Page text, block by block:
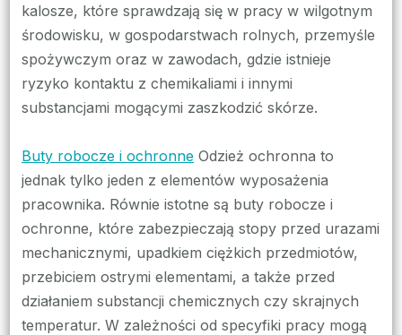
kalosze, które sprawdzają się w pracy w wilgotnym
środowisku, w gospodarstwach rolnych, przemyśle
spożywczym oraz w zawodach, gdzie istnieje
ryzyko kontaktu z chemikaliami i innymi
substancjami mogącymi zaszkodzić skórze.
Buty robocze i ochronneOdzież ochronna to
jednak tylko jeden z elementów wyposażenia
pracownika. Równie istotne są buty robocze i
ochronne, które zabezpieczają stopy przed urazami
mechanicznymi, upadkiem ciężkich przedmiotów,
przebiciem ostrymi elementami, a także przed
działaniem substancji chemicznych czy skrajnych
temperatur. W zależności od specyfiki pracy mogą